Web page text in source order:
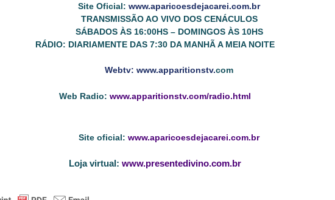
Site Oficial:www.aparicoesdejacarei.com.br
TRANSMISSÃO AO VIVO DOS CENÁCULOS
SÁBADOS ÀS 16:00HS – DOMINGOS ÀS 10HS
RÁDIO: DIARIAMENTE DAS 7:30 DA MANHÃ A MEIA NOITE
Webtv: www.apparitionstv.com
Web Radio: www.apparitionstv.com/radio.html
Site oficial:www.aparicoesdejacarei.com.br
Loja virtual: www.presentedivino.com.br